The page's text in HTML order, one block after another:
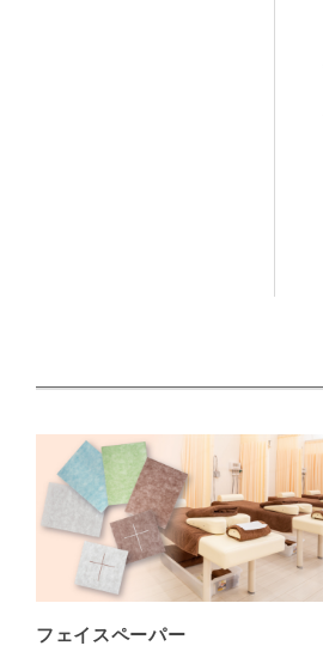
フェイスペーパー